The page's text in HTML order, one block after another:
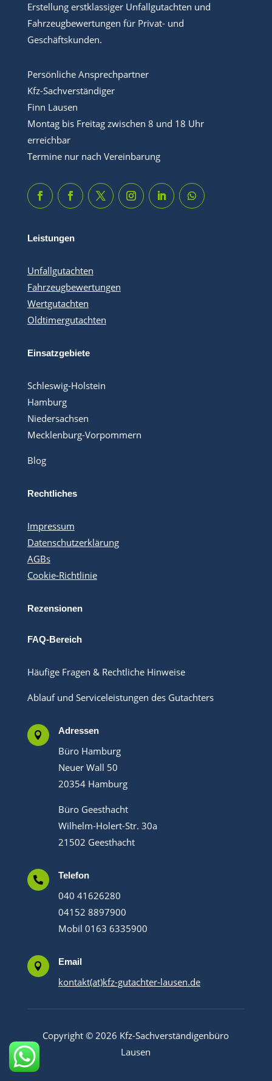
Erstellung erstklassiger Unfallgutachten und
Fahrzeugbewertungen für Privat- und
Geschäftskunden.
Persönliche Ansprechpartner
Kfz-Sachverständiger
Finn Lausen
Montag bis Freitag zwischen 8 und 18 Uhr
erreichbar
Termine nur nach Vereinbarung
Leistungen
Unfallgutachten
Fahrzeugbewertungen
Wertgutachten
Oldtimergutachten
Einsatzgebiete
Schleswig-Holstein
Hamburg
Niedersachsen
Mecklenburg-Vorpommern
Blog
Rechtliches
Impressum
Datenschutzerklärung
AGBs
Cookie-Richtlinie
Rezensionen
FAQ-Bereich
Häufige Fragen & Rechtliche Hinweise
Ablauf und Serviceleistungen des Gutachters
 Adressen
Büro Hamburg
Neuer Wall 50
20354 Hamburg
Büro Geesthacht
Wilhelm-Holert-Str. 30a
21502 Geesthacht
 Telefon
040 41626280
04152 8897900
Mobil 0163 6335900
 Email
kontakt(at)kfz-gutachter-lausen.de
Copyright © 2026 Kfz-Sachverständigenbüro
Lausen